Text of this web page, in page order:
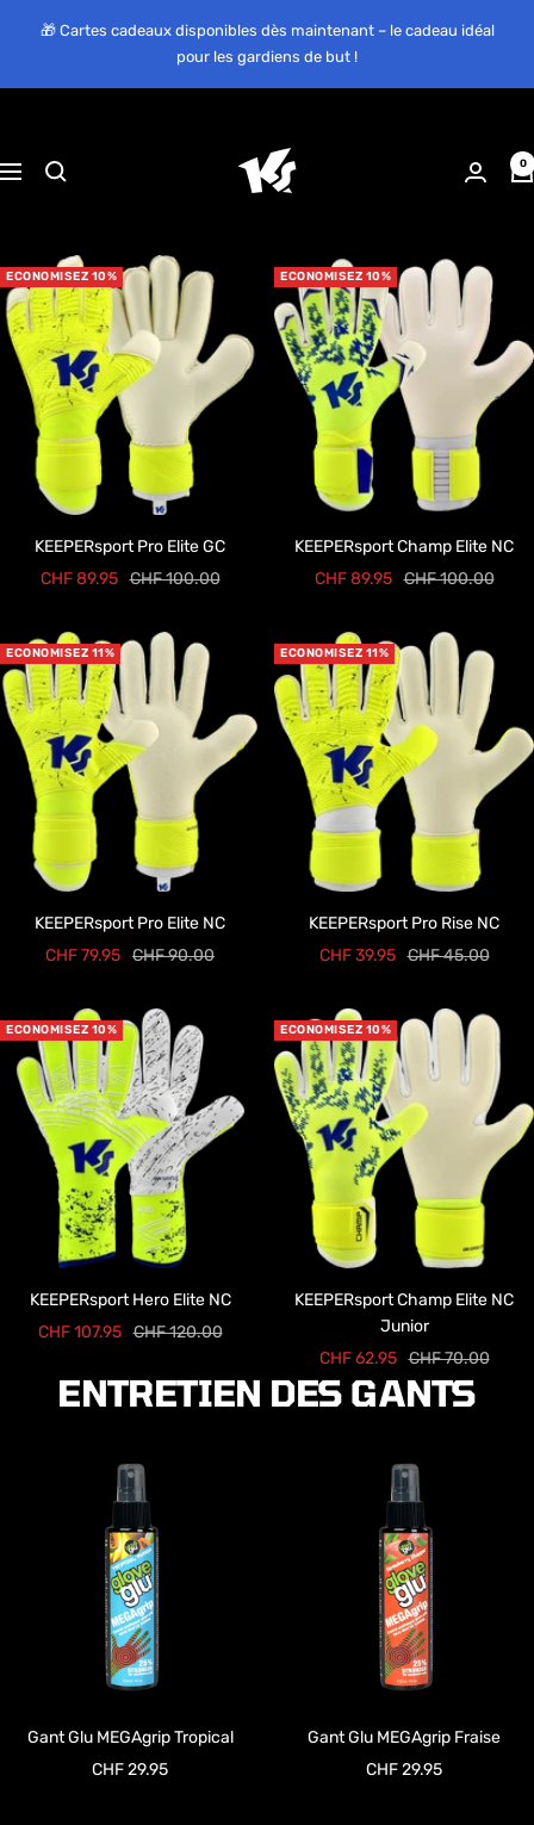
🎁 Cartes cadeaux disponibles dès maintenant – le cadeau idéal
pour les gardiens de but !
Navigation
KEEPERsport
Suisse
0
ECONOMISEZ 10%
KEEPERsport Pro Elite GC
Prix
vente
CHF 89.95 Prix
CHF 100.00
ECONOMISEZ 10%
KEEPERsport Champ Elite NC
Prix
vente
CHF 89.95 Prix
CHF 100.00
ECONOMISEZ 11%
KEEPERsport Pro Elite NC
Prix
vente
CHF 79.95 Prix
CHF 90.00
ECONOMISEZ 11%
KEEPERsport Pro Rise NC
Prix
vente
CHF 39.95 Prix
CHF 45.00
ECONOMISEZ 10%
KEEPERsport Hero Elite NC
Prix
vente
CHF 107.95 Prix
CHF 120.00
ECONOMISEZ 10%
KEEPERsport Champ Elite NC
Junior
Prix
de
CHF 62.95 Prix
normal
CHF 70.00
ENTRETIEN DES GANTS
Gant Glu MEGAgrip Tropical
Prix
CHF 29.95
Gant Glu MEGAgrip Fraise
Prix
CHF 29.95